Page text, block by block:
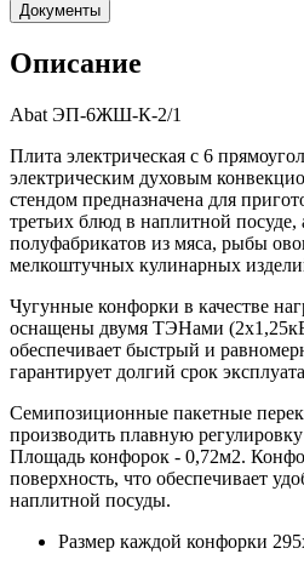
Документы
Описание
Abat ЭП-6ЖШ-К-2/1
Плита электрическая с 6
электрическим духовым
стендом предназначена для
третьих блюд в наплитной посуде,
полуфабрикатов из мяса, рыбы
мелкоштучных кулинарных
Чугунные конфорки в качестве
оснащены двумя ТЭНами
обеспечивает быстрый и
гарантирует долгий срок
Семипозиционные пакетные
производить плавную
Площадь конфорок - 0,72м2.
поверхность, что обеспечивает
наплитной посуды.
Размер каждой конфорки